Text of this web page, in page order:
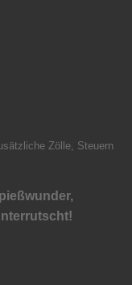
Zölle, Steuern